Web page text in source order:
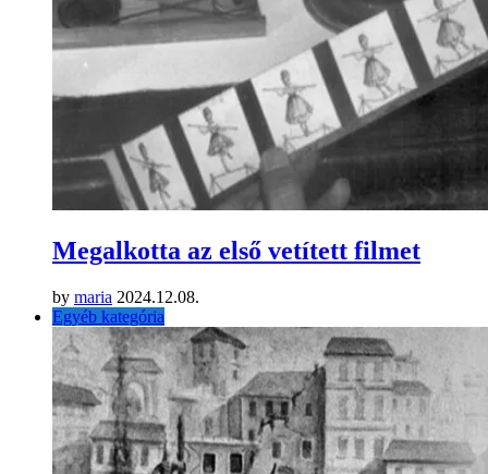
Megalkotta az első vetített filmet
by maria 2024.12.08.
Egyéb kategória